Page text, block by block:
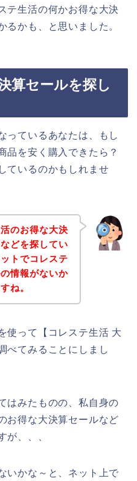
テ生活の何かお得な大決
るかも、と思いました。
算セールを探し
っているあなたは、もし
品を安く購入できたら？
ているのかもしれませ
のお得な大決
どを探してい
トでコレステ
情報がないか
ね。
使って【コレステ生活 大
べてみることにしまし
はみたものの、私自身の
お得な大決算セールなど
が、、、
いかな～と、ネット上で